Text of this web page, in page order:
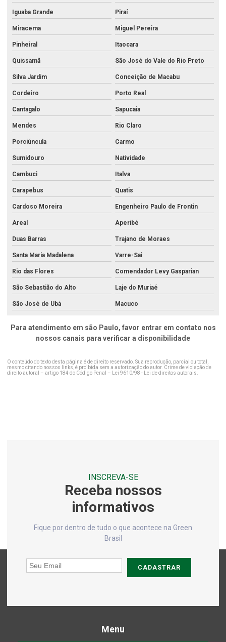
Análise de potabilidade da água para consumo humano
Análise química água mineral
Análise química da água
Análise química da água do mar
Análise de química do solo
Análise química de metais no rio de janeiro
Análise e remediação da contaminação do solo
Análise de resíduos
Análise de resíduos de agrotóxicos em alimentos
Análise de resíduos industriais
Análise de sedimentos no rio de janeiro
Análise de sedimentos no rj
Análise de solo agricultura de precisão
Análise de solo água limpa
Análise de solo completa
Análise de solo para construção
Análise de solo contaminado
Análise de solo laboratório
Análise de solo no rio de janeiro
Análises físico químicas do solo
Análises laboratoriais de efluentes
Análises microbiológicas
Avaliação de solo contaminado
Iguaba Grande Piraí
Miracema Miguel Pereira
Pinheiral Itaocara
Quissamã São José do Vale do Rio Preto
Silva Jardim Conceição de Macabu
Cordeiro Porto Real
Cantagalo Sapucaia
Mendes Rio Claro
Porciúncula Carmo
Sumidouro Natividade
Cambuci Italva
Carapebus Quatis
Cardoso Moreira Engenheiro Paulo de Frontin
Areal Aperibé
Duas Barras Trajano de Moraes
Santa Maria Madalena Varre-Sai
Rio das Flores Comendador Levy Gasparian
São Sebastião do Alto Laje do Muriaé
São José de Ubá Macuco
Para atendimento em são Paulo, favor entrar em contato nos
nossos canais para verificar a disponibilidade
O conteúdo do texto desta página é de direito reservado. Sua reprodução, parcial ou total,
mesmo citando nossos links, é proibida sem a autorização do autor. Crime de violação de
direito autoral – artigo 184 do Código Penal –
Lei 9610/98 - Lei de direitos autorais
INSCREVA-SE
Receba nossos
informativos
Fique por dentro de tudo o que acontece na Green
Brasil
CADASTRAR
Menu